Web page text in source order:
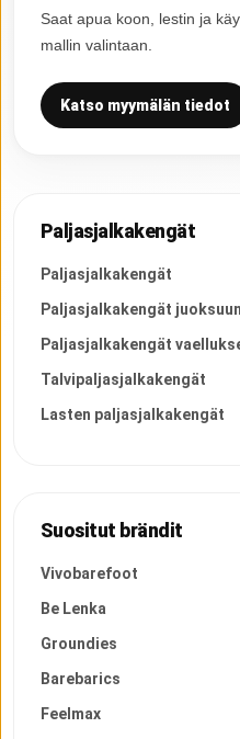
Saat apua koon, lestin ja
mallin valintaan.
Katso myymälän tiedot
Paljasjalkakengät
Paljasjalkakengät
Paljasjalkakengät juoksuun
Paljasjalkakengät
Talvipaljasjalkakengät
Lasten paljasjalkakengät
Suositut brändit
Vivobarefoot
Be Lenka
Groundies
Barebarics
Feelmax